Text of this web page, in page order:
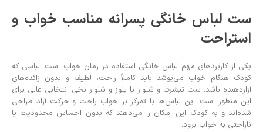
ست لباس خانگی پسرانه مناسب خواب و
استراحت
یکی از کاربردهای مهم لباس خانگی استفاده در زمان خواب است. لباسی که
کودک هنگام خواب می‌پوشد باید کاملاً راحت، لطیف و بدون زائده‌های
آزاردهنده باشد. ست تیشرت و شلوار یا بلوز و شلوار نخی انتخابی عالی برای
این منظور است. این لباس‌ها با تمرکز بر خواب راحت و حرکت آزاد طراحی
شده‌اند و به کودک این امکان را می‌دهند که بدون احساس محدودیت یا
ناراحتی به خواب برود.